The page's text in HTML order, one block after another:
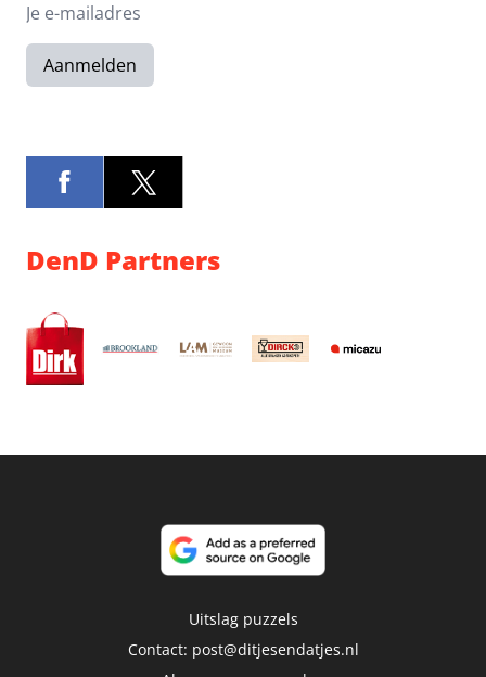
Aanmelden
DenD Partners
Uitslag puzzels
Contact: post@ditjesendatjes.nl